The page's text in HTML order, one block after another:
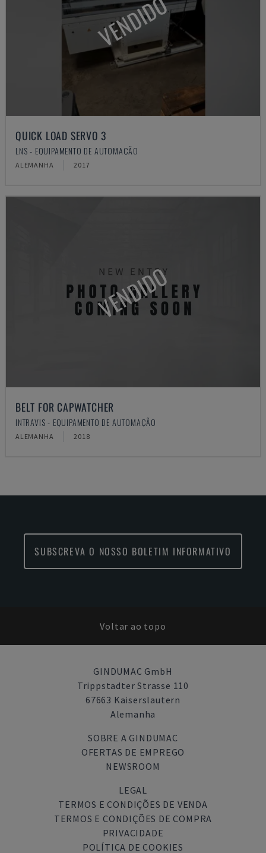
VENDIDO
QUICK LOAD SERVO 3
LNS - EQUIPAMENTO DE AUTOMAÇÃO
ALEMANHA 2017
VENDIDO
BELT FOR CAPWATCHER
INTRAVIS - EQUIPAMENTO DE AUTOMAÇÃO
ALEMANHA 2018
SUBSCREVA O NOSSO BOLETIM INFORMATIVO
Voltar ao topo
GINDUMAC GmbH
Trippstadter Strasse 110
67663 Kaiserslautern
Alemanha
SOBRE A GINDUMAC
OFERTAS DE EMPREGO
NEWSROOM
LEGAL
TERMOS E CONDIÇÕES DE VENDA
TERMOS E CONDIÇÕES DE COMPRA
PRIVACIDADE
POLÍTICA DE COOKIES